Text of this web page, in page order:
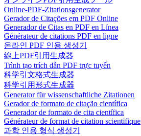
Online-PDF-Zitationsgenerator
Gerador de Citações em PDF Online
Generador de Citas en PDF en Línea
Générateur de citations PDF en ligne
온라인 PDF 인용 생성기
線上PDF引用生成器
Trình tạo trích dẫn PDF trực tuyến
科学引文格式生成器
科学引用形式生成器
Generator für wissenschaftliche Zitationen
Gerador de formato de citação científica
Generador de formato de cita científica
Générateur de format de citation scientifique
과학 인용 형식 생성기